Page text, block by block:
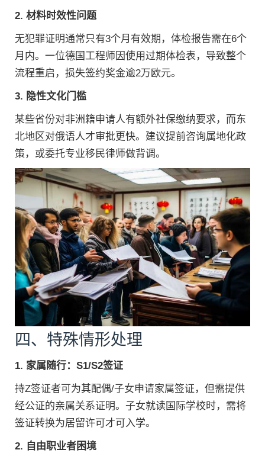
2. 材料时效性问题
无犯罪证明通常只有3个月有效期，体检报告需在6个
月内。一位德国工程师因使用过期体检表，导致整个
流程重启，损失签约奖金逾2万欧元。
3. 隐性文化门槛
某些省份对非洲籍申请人有额外社保缴纳要求，而东
北地区对俄语人才审批更快。建议提前咨询属地化政
策，或委托专业移民律师做背调。
四、特殊情形处理
1. 家属随行：S1/S2签证
持Z签证者可为其配偶/子女申请家属签证，但需提供
经公证的亲属关系证明。子女就读国际学校时，需将
签证转换为居留许可才可入学。
2. 自由职业者困境